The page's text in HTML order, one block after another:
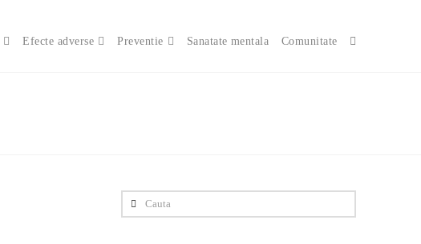
Efecte adverse Preventie Sanatate mentala Comunitate
Cauta